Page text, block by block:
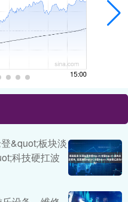
&quot;板块淡
科技硬扛波